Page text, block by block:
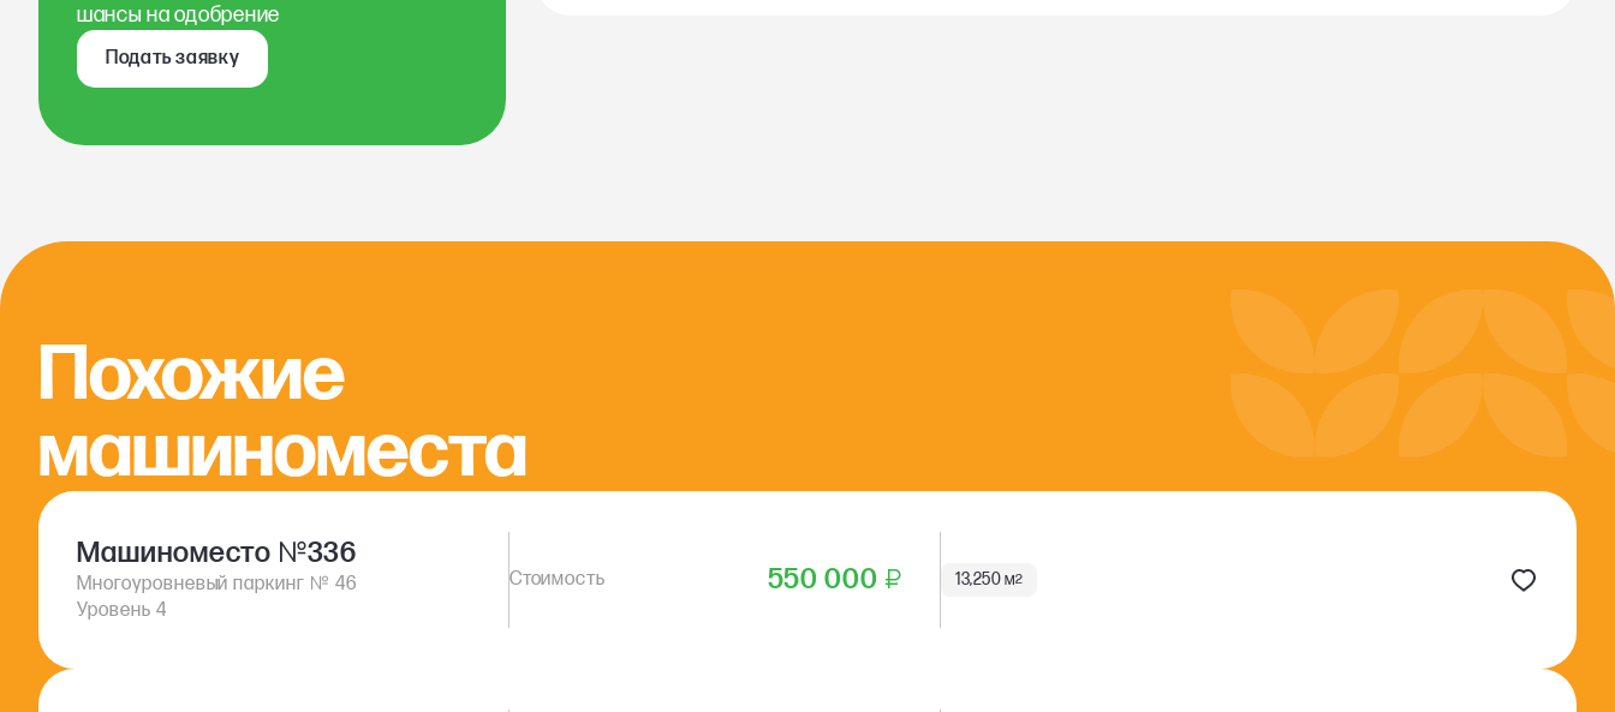
шансы на одобрение
Подать заявку
Похожие
машиноместа
Машиноместо №336
Многоуровневый паркинг № 46
Уровень 4
550 000 ₽ 13,250 м2